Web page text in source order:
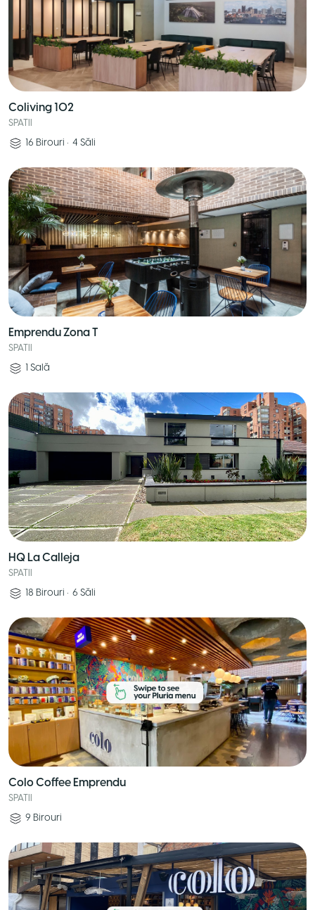
Coliving 102
SPATII
16 Birouri • 4 Săli
Emprendu Zona T
SPATII
1 Sală
HQ La Calleja
SPATII
18 Birouri • 6 Săli
Colo Coffee Emprendu
SPATII
9 Birouri